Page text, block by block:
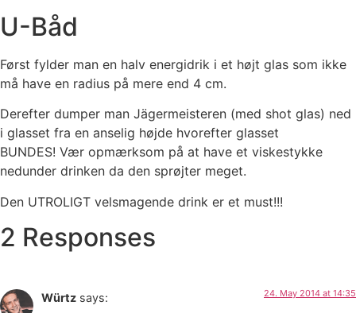
U-Båd
Først fylder man en halv energidrik i et højt glas som ikke
må have en radius på mere end 4 cm.
Derefter dumper man Jägermeisteren (med shot glas) ned
i glasset fra en anselig højde hvorefter glasset
BUNDES! Vær opmærksom på at have et viskestykke
nedunder drinken da den sprøjter meget.
Den UTROLIGT velsmagende drink er et must!!!
2 Responses
Würtz says: 24. May 2014 at 14:35